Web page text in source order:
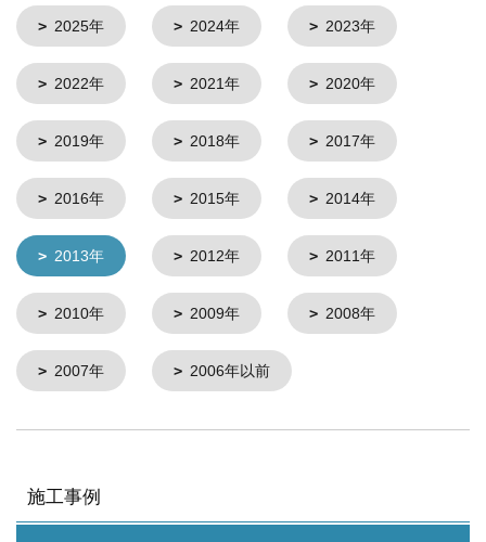
2025年 2024年 2023年
2022年 2021年 2020年
2019年 2018年 2017年
2016年 2015年 2014年
2013年 2012年 2011年
2010年 2009年 2008年
2007年 2006年以前
施工事例